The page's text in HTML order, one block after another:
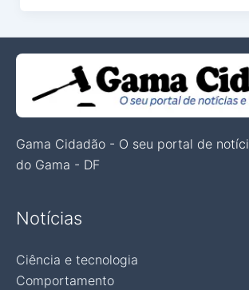
Gama Cidadão - O seu portal de
do Gama - DF
Notícias
Ciência e tecnologia
Comportamento